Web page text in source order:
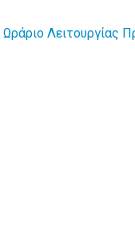
Ωράριο Λειτουργίας